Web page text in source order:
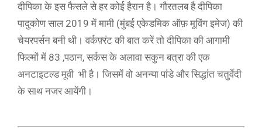
दीपिका के इस फैसले से हर कोई हैरान है। गौरतलब है दीपिका
पादुकोण साल 2019 में मामी (मुंबई एकेडमिक ऑफ़ मूविंग इमेज) की
चेयरपर्सन बनी थी। वर्कफ़्रंट की बात करें तो दीपिका की आगामी
फिल्मों में 83 ,पठान, सर्कस के अलावा सकुन बत्रा की एक
अनटाइटल्ड मूवी भी है। जिसमें वो अनन्या पांडे और सिद्धांत चतुर्वेदी
के साथ नजर आयेंगी।